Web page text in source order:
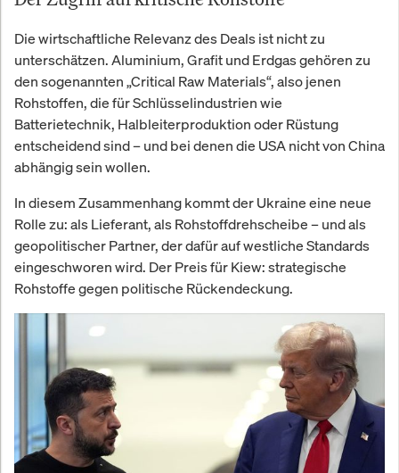
Die wirtschaftliche Relevanz des Deals ist nicht zu
unterschätzen. Aluminium, Grafit und Erdgas gehören zu
den sogenannten „Critical Raw Materials“, also jenen
Rohstoffen, die für Schlüsselindustrien wie
Batterietechnik, Halbleiterproduktion oder Rüstung
entscheidend sind – und bei denen die USA nicht von China
abhängig sein wollen.
In diesem Zusammenhang kommt der Ukraine eine neue
Rolle zu: als Lieferant, als Rohstoffdrehscheibe – und als
geopolitischer Partner, der dafür auf westliche Standards
eingeschworen wird. Der Preis für Kiew: strategische
Rohstoffe gegen politische Rückendeckung.